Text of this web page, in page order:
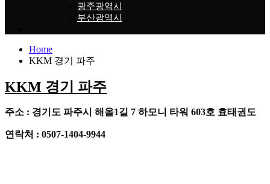
광주광역시
부산광역시
Home
KKM 경기 파주
KKM 경기 파주
주소 : 경기도 파주시 해올1길 7 하모니 타워 603호 효태권도
연락처 : 0507-1404-9944